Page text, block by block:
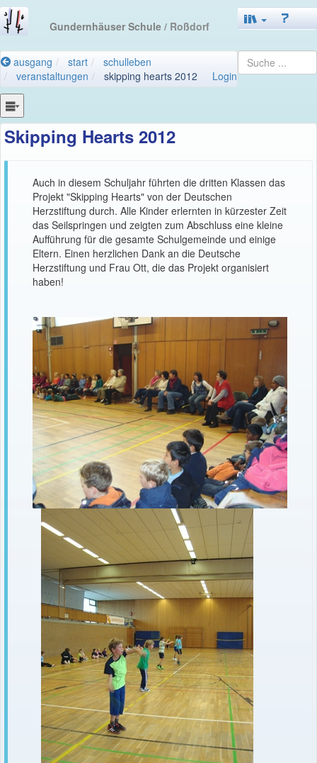
Gundernhäuser Schule / Roßdorf
ausgang start
schulleben
veranstaltungen
skipping hearts 2012 Login
Skipping Hearts 2012
Auch in diesem Schuljahr führten die dritten Klassen das
Projekt "Skipping Hearts" von der Deutschen
Herzstiftung durch. Alle Kinder erlernten in kürzester Zeit
das Seilspringen und zeigten zum Abschluss eine kleine
Aufführung für die gesamte Schulgemeinde und einige
Eltern. Einen herzlichen Dank an die Deutsche
Herzstiftung und Frau Ott, die das Projekt organisiert
haben!